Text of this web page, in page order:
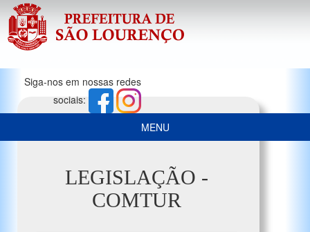
Siga-nos em nossas redes
sociais:
MENU
LEGISLAÇÃO -
COMTUR